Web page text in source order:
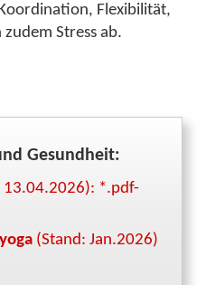
Flexibilität,
Stress ab.
Gesundheit:
13.04.2026): *.pdf-
(Stand: Jan.2026)